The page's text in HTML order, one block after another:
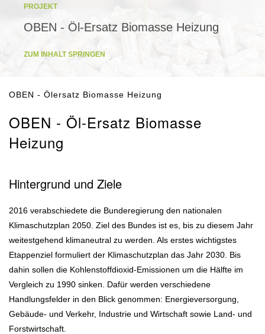
PROJEKT
OBEN - Öl-Ersatz Biomasse Heizung
ZUM INHALT SPRINGEN
OBEN - Ölersatz Biomasse Heizung
OBEN - Öl-Ersatz Biomasse
Heizung
Hintergrund und Ziele
2016 verabschiedete die Bunderegierung den nationalen
Klimaschutzplan 2050. Ziel des Bundes ist es, bis zu diesem Jahr
weitestgehend klimaneutral zu werden. Als erstes wichtigstes
Etappenziel formuliert der Klimaschutzplan das Jahr 2030. Bis
dahin sollen die Kohlenstoffdioxid-Emissionen um die Hälfte im
Vergleich zu 1990 sinken. Dafür werden verschiedene
Handlungsfelder in den Blick genommen: Energieversorgung,
Gebäude- und Verkehr, Industrie und Wirtschaft sowie Land- und
Forstwirtschaft.